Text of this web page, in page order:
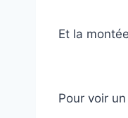
Et la
Pour voir